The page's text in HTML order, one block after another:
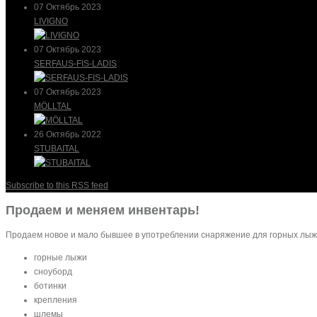
07 Октябрь 2023
LIVIGNO
07 Октябрь 2023
SERFAUS-FIS-LADIS
07 Октябрь 2023
MÖLLTAL
26 Октябрь 2022
STUBAITAL
Subscribe to this RSS feed
Продаем и меняем инвентарь!
Продаем новое и мало бывшее в употреблении снаряжение для горных
горные лыжи
сноуборд
ботинки
крепления
шлемы